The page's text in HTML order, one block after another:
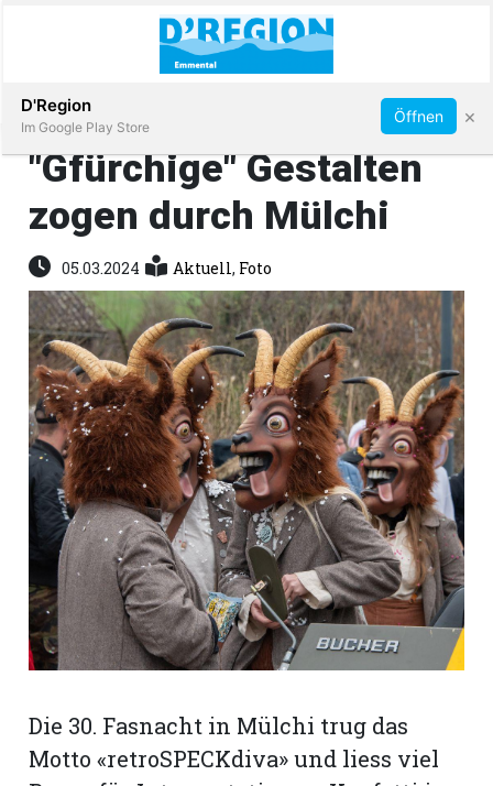
Immobilien
Veranstaltungen
Stellen
E-
Paper
App
Abonnieren
"Gfürchige" Gestalten
zogen durch Mülchi
05.03.2024 Aktuell, Foto
Die 30. Fasnacht in Mülchi trug das
Motto «retroSPECKdiva» und liess viel
D'Region
Im Google Play Store
Öffnen ×